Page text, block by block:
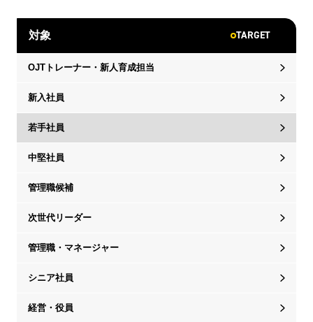
対象 TARGET
OJTトレーナー・新人育成担当
新入社員
若手社員
中堅社員
管理職候補
次世代リーダー
管理職・マネージャー
シニア社員
経営・役員